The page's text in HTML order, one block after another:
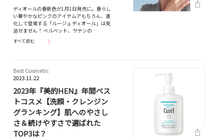
ディオールの春新色が1月1日発売に。春らし
い華やかなピンクのアイテムアもちろん、進
化して登場する「ルージュ ディオール」は見
逃せません！ ベルベット、サテンの…
すべて読む
Best Cosmetic
2023.11.22
2023年『美的HEN』年間ベス
トコスメ【洗顔・クレンジン
グランキング】肌へのやさし
さ＆続けやすさで選ばれた
TOP3は？